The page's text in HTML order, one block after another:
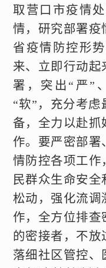
取营口市疫情
情，研究部署疫
省疫情防控形
来、立即行动起
署，突出“严”
“软”，充分考
备，全力以赴抓
作。要严密部署
情防控各项工作
民群众生命安
松动，强化流调
作，全方位排查
的密接者，不放
落细社区管控、